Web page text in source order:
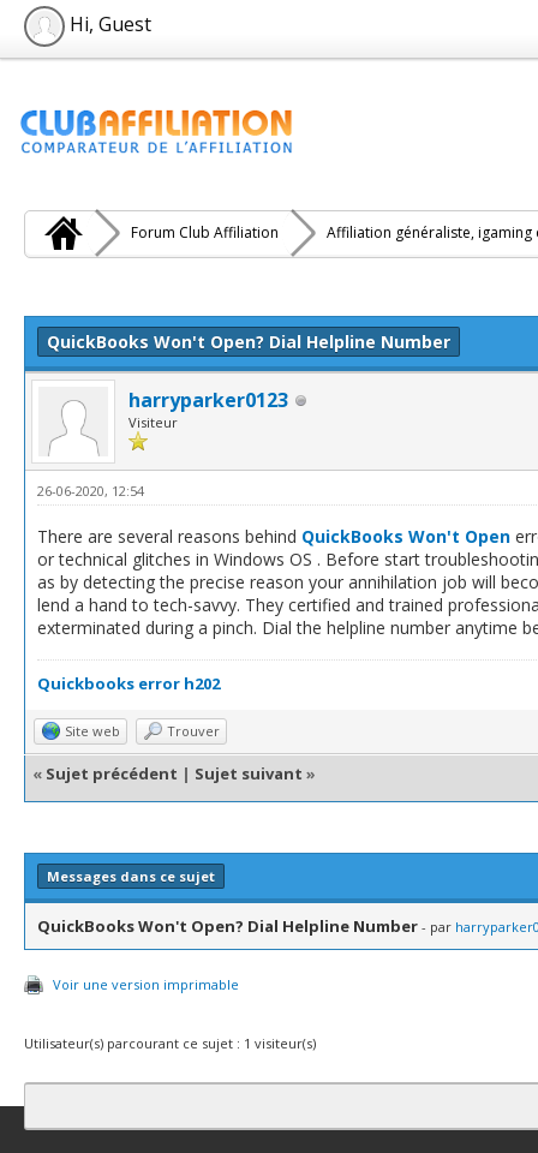
Hi, Guest
Forum Club Affiliation Affiliation généraliste, igaming
QuickBooks Won't Open? Dial Helpline Number
harryparker0123
Visiteur
26-06-2020, 12:54
There are several reasons behind QuickBooks Won't Open
or technical glitches in Windows OS . Before start
as by detecting the precise reason your annihilation job will
lend a hand to tech-savvy. They certified and trained
exterminated during a pinch. Dial the helpline number anytime
Quickbooks error h202
Site web Trouver
« Sujet précédent | Sujet suivant »
Messages dans ce sujet
QuickBooks Won't Open? Dial Helpline Number - par
Voir une version imprimable
Utilisateur(s) parcourant ce sujet : 1 visiteur(s)
Contact Club Affiliation Retourner en haut Version bas-débit